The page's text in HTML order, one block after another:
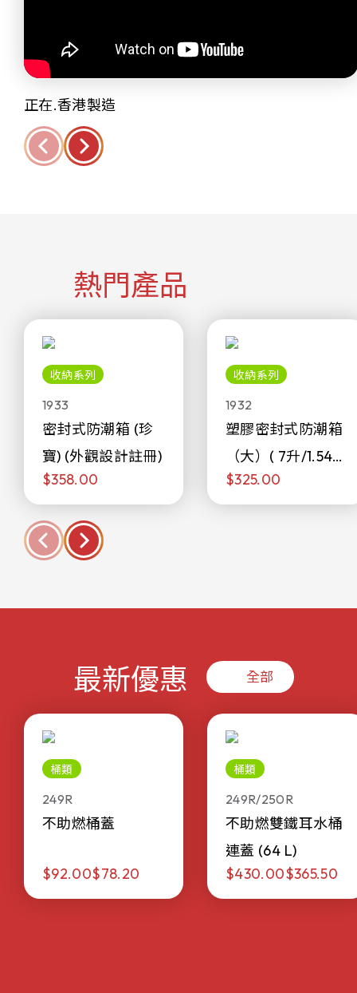
正在.香港製造
熱門產品
收納系列
1933
密封式防潮箱 (珍
寶) (外觀設計註冊)
$358.00
收納系列
1932
塑膠密封式防潮箱
（大）( 7升/1.54加
侖)
$325.00
最新優惠 全部
桶類
249R
不助燃桶蓋
$92.00$78.20
桶類
249R/250R
不助燃雙鐵耳水桶
連蓋 (64 L)
$430.00$365.50